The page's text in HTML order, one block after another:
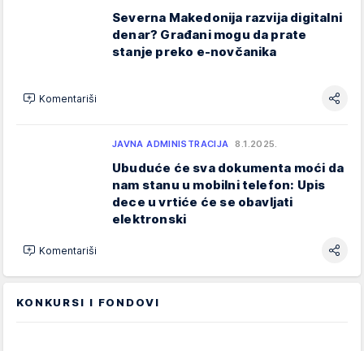
Severna Makedonija razvija digitalni
denar? Građani mogu da prate
stanje preko e-novčanika
Komentariši
JAVNA ADMINISTRACIJA 8.1.2025.
Ubuduće će sva dokumenta moći da
nam stanu u mobilni telefon: Upis
dece u vrtiće će se obavljati
elektronski
Komentariši
KONKURSI I FONDOVI